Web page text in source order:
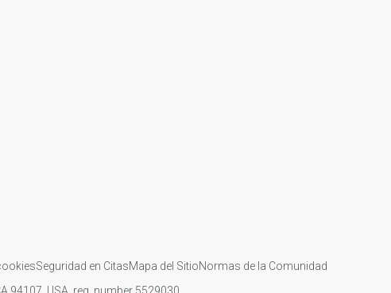
Seguridad en CitasMapa del SitioNormas de la Comunidad